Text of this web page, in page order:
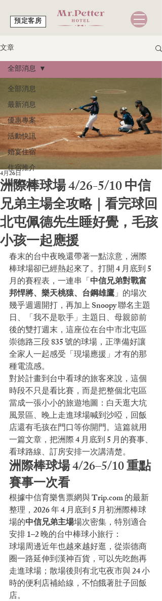
預定客房
文章
全部消息
最新消息
優惠專案
活動快訊
婚宴住宿
住宿推介
寵物友善
全部消息
洲際棒球場 4/26-5/10 中信
兄弟主場全攻略｜看完球回
北屯佩德先生睡好覺，毛孩
小孩一起應援
4月26日
春末的台中夜晚還帶著一點涼意，洲際
棒球場卻已經熱起來了。打開 4 月底到 5
月的賽程表，一連串「中信兄弟對戰富
邦悍將、樂天桃猿、台鋼雄鷹」的場次
幾乎週週開打，再加上 Snoopy 聯名主題
日、「我不是歌手」主題日、母親節前
後的雙打週末，這座位在台中市北屯區
崇德路三段 835 號的球場，正準備好讓
全家人一起感受「現場應援」才有的那
種電流感。
對於計畫到台中看球的旅客來說，這個
時段不只是看比賽，而是把整個北屯區
當成一張小小的旅遊地圖：白天逛大坑
風景區、晚上走進球場喊到沙啞，回飯
店還有毛孩在門口等你開門。這篇就用
一篇文章，把洲際 4 月底到 5 月的賽事、
看球路線、訂房安排一次講清楚。
洲際棒球場 4/26–5/10 重點
賽事一次看
根據中信育樂售票網與 Trip.com 的最新
整理，2026 年 4 月底到 5 月初洲際棒球
場的中信兄弟主場場次密集，特別適合
安排 1–2 晚的台中棒球小旅行：
球場周邊近年也越來越好逛，從崇德商
圈一路延伸到漢神百貨，可以先吃飽再
走進球場；散場後則有北屯夜市與 24 小
時的便利店補給線，不怕餓著肚子回飯
店。